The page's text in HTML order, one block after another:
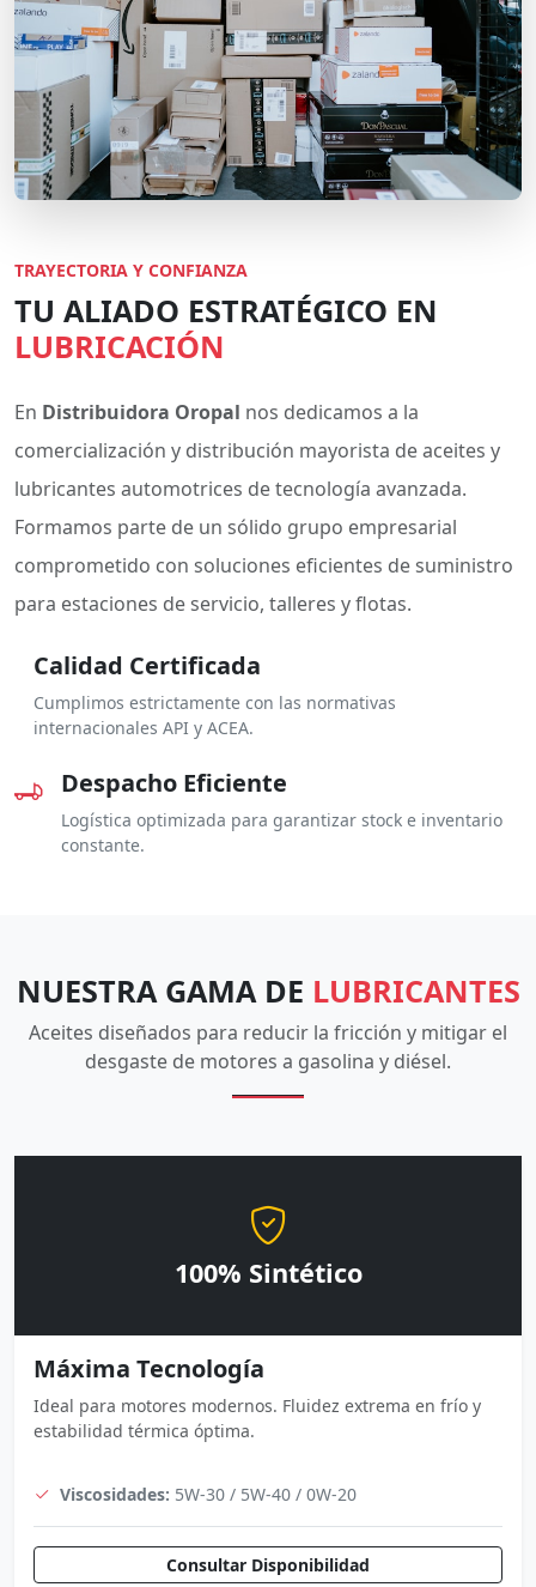
TRAYECTORIA Y CONFIANZA
TU ALIADO ESTRATÉGICO EN
LUBRICACIÓN
En Distribuidora Oropal nos dedicamos a la
comercialización y distribución mayorista de aceites y
lubricantes automotrices de tecnología avanzada.
Formamos parte de un sólido grupo empresarial
comprometido con soluciones eficientes de suministro
para estaciones de servicio, talleres y flotas.
Calidad Certificada
Cumplimos estrictamente con las normativas
internacionales API y ACEA.
Despacho Eficiente
Logística optimizada para garantizar stock e inventario
constante.
NUESTRA GAMA DE LUBRICANTES
Aceites diseñados para reducir la fricción y mitigar el
desgaste de motores a gasolina y diésel.
100% Sintético
Máxima Tecnología
Ideal para motores modernos. Fluidez extrema en frío y
estabilidad térmica óptima.
Viscosidades: 5W-30 / 5W-40 / 0W-20
Consultar Disponibilidad